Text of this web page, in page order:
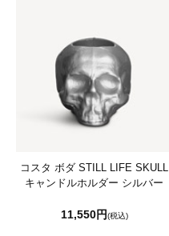
コスタ ボダ STILL LIFE SKULL
キャンドルホルダー シルバー
11,550円(税込)